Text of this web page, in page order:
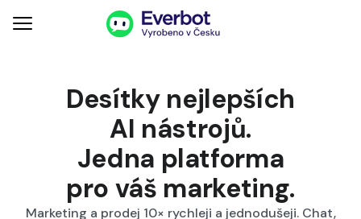
Desítky nejlepších
AI nástrojů.
Jedna platforma
pro váš marketing.
Marketing a prodej 10× rychleji a jednodušeji. Chat,